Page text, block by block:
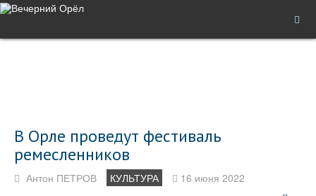
В Орле проведут фестиваль
ремесленников
Антон ПЕТРОВ КУЛЬТУРА 16 июня 2022